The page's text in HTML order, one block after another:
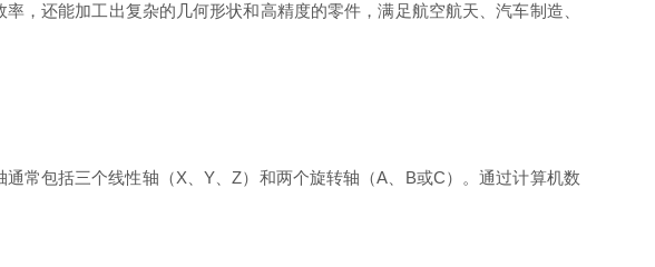
，还能加工出复杂的几何形状和高精度的零件，满足航空航天、汽车制造、
常包括三个线性轴（X、Y、Z）和两个旋转轴（A、B或C）。通过计算机数